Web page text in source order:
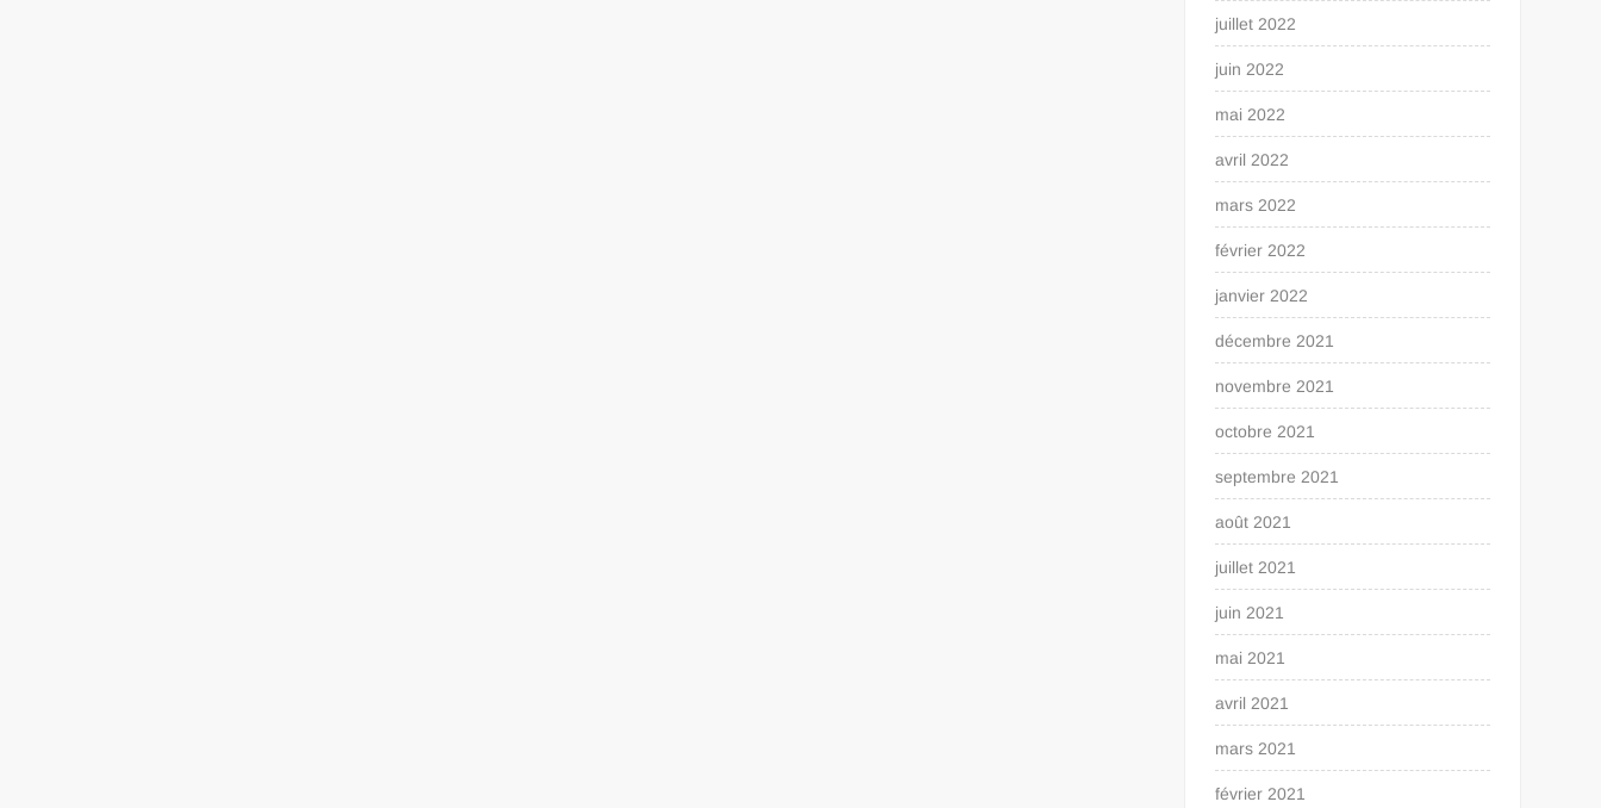
juillet 2022
juin 2022
mai 2022
avril 2022
mars 2022
février 2022
janvier 2022
décembre 2021
novembre 2021
octobre 2021
septembre 2021
août 2021
juillet 2021
juin 2021
mai 2021
avril 2021
mars 2021
février 2021